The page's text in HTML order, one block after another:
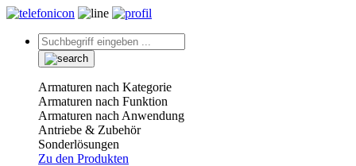
Armaturen nach Kategorie
Armaturen nach Funktion
Armaturen nach Anwendung
Antriebe & Zubehör
Sonderlösungen
Zu den Produkten